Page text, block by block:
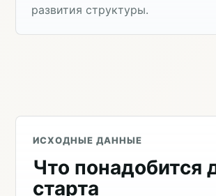
развития структуры.
ИСХОДНЫЕ ДАННЫЕ
Что понадобится
старта